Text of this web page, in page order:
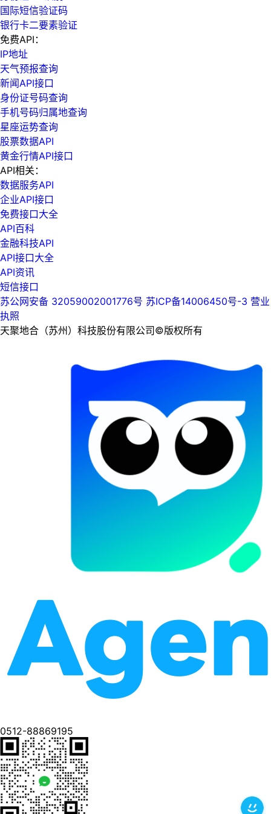
国际短信验证码
银行卡二要素验证
免费API：
IP地址
天气预报查询
新闻API接口
身份证号码查询
手机号码归属地查询
星座运势查询
股票数据API
黄金行情API接口
API相关：
数据服务API
企业API接口
免费接口大全
API百科
金融科技API
API接口大全
API资讯
短信接口
苏公网安备 32059002001776号 苏ICP备14006450号-3 营业
执照
天聚地合（苏州）科技股份有限公司©版权所有
0512-88869195